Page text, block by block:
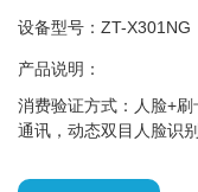
设备型号：ZT-X301NG
产品说明：
消费验证方式：人脸+
通讯，动态双目人脸识别